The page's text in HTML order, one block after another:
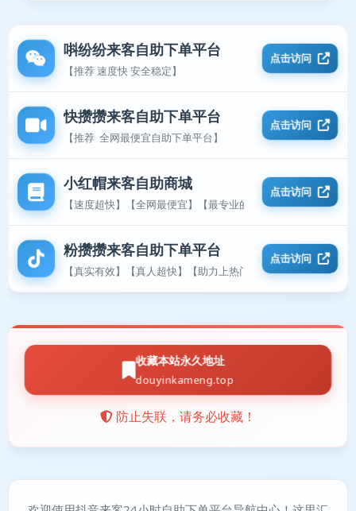
唞纷纷来客自助下单平台
【推荐 速度快 安全稳定】
点击访问
快攒攒来客自助下单平台
【推荐 全网最便宜自助下单平台】
点击访问
小红帽来客自助商城
【速度超快】【全网最便宜】【最专业的平台】
点击访问
粉攒攒来客自助下单平台
【真实有效】【真人超快】【助力上热门】
点击访问
收藏本站永久地址
douyinkameng.top
防止失联，请务必收藏！